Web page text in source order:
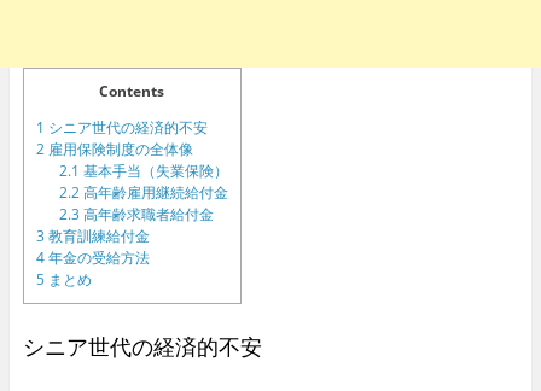
Contents
1 シニア世代の経済的不安
2雇用保険制度の全体像
2.1 基本手当（失業保険）
2.2高年齢雇用継続給付金
2.3 高年齢求職者給付金
3 教育訓練給付金
4年金の受給方法
5まとめ
シニア世代の経済的不安